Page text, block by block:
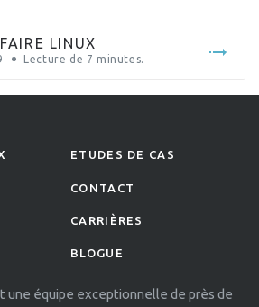
là, il indiquait […]
LINUX
Lecture de 7 minutes.
ETUDES DE CAS
CONTACT
CARRIÈRES
BLOGUE
une équipe exceptionnelle de près de